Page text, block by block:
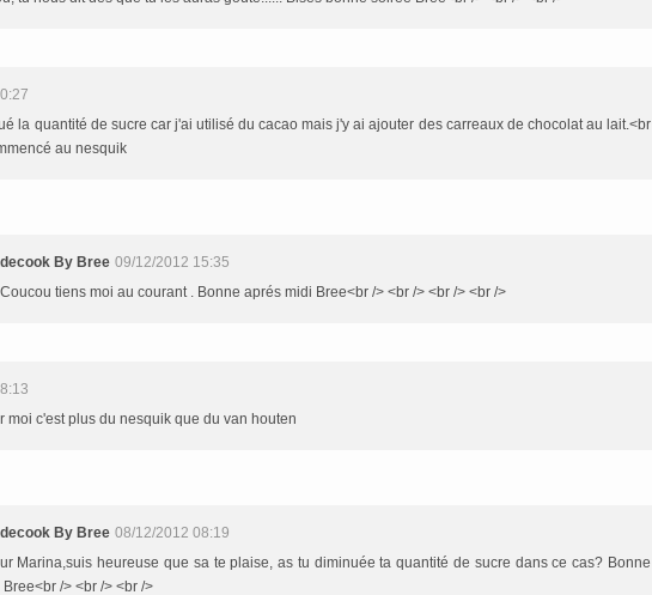
la quantité de sucre car j'ai utilisé du cacao mais j'y ai ajouter des carreaux de chocolat au lait.<br
au nesquik
By Bree 09/12/2012 15:35
tiens moi au courant . Bonne aprés midi Bree<br /> <br /> <br /> <br />
moi c'est plus du nesquik que du van houten
By Bree 08/12/2012 08:19
Marina,suis heureuse que sa te plaise, as tu diminuée ta quantité de sucre dans ce cas? Bonne
/> <br /> <br />